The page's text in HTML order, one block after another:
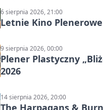
6 sierpnia 2026, 21:00
Letnie Kino Plenerowe
9 sierpnia 2026, 00:00
Plener Plastyczny
2026
14 sierpnia 2026, 20:00
The Harpagans &